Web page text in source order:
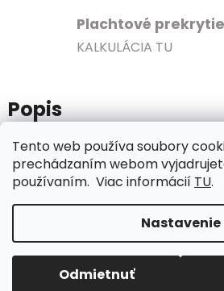
Tento web používa soubory
prechádzaním webom
používaním. Viac informácií TU.
Nastavenie
Odmietnuť
Plachtové prekrytie
KALKULÁCIA TU
Popis
ZnačkaMICROWELL
Diskusia
Vytvoril
Copyright 2026Export - Import